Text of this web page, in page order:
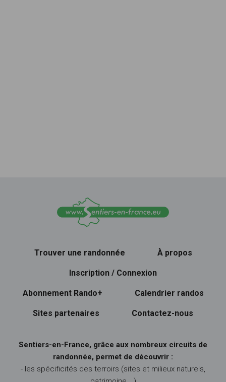
Trouver une randonnée À propos
Inscription / Connexion
Abonnement Rando+ Calendrier randos
Sites partenaires Contactez-nous
Sentiers-en-France, grâce aux nombreux circuits de
randonnée, permet de découvrir :
- les spécificités des terroirs (sites et milieux naturels,